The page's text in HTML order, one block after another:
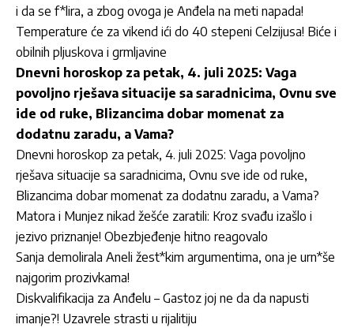
i da se f*lira, a zbog ovoga je Anđela na meti napada!
Temperature će za vikend ići do 40 stepeni Celzijusa! Biće i
obilnih pljuskova i grmljavine
Dnevni horoskop za petak, 4. juli 2025: Vaga
povoljno rješava situacije sa saradnicima, Ovnu sve
ide od ruke, Blizancima dobar momenat za
dodatnu zaradu, a Vama?
Dnevni horoskop za petak, 4. juli 2025: Vaga povoljno
rješava situacije sa saradnicima, Ovnu sve ide od ruke,
Blizancima dobar momenat za dodatnu zaradu, a Vama?
Matora i Munjez nikad žešće zaratili: Kroz svađu izašlo i
jezivo priznanje! Obezbjeđenje hitno reagovalo
Sanja demolirala Aneli žest*kim argumentima, ona je urn*še
najgorim prozivkama!
Diskvalifikacija za Anđelu – Gastoz joj ne da da napusti
imanje?! Uzavrele strasti u rijalitiju